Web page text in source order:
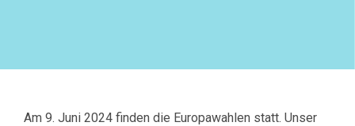
Am 9. Juni 2024 finden die Europawahlen statt. Unser